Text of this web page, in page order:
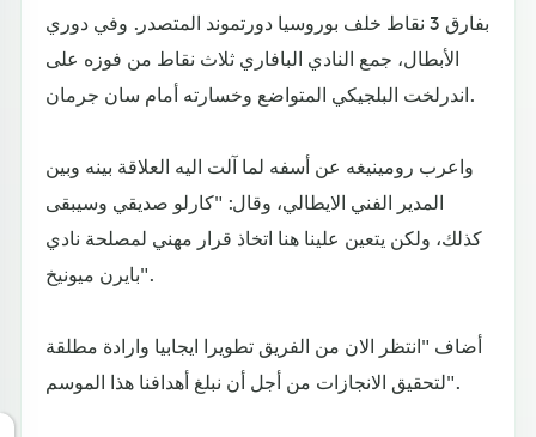
بفارق 3 نقاط خلف بوروسيا دورتموند المتصدر. وفي دوري
الأبطال، جمع النادي البافاري ثلاث نقاط من فوزه على
اندرلخت البلجيكي المتواضع وخسارته أمام سان جرمان.
واعرب رومينيغه عن أسفه لما آلت اليه العلاقة بينه وبين
المدير الفني الايطالي، وقال: "كارلو صديقي وسيبقى
كذلك، ولكن يتعين علينا هنا اتخاذ قرار مهني لمصلحة نادي
بايرن ميونيخ".
أضاف "انتظر الان من الفريق تطويرا ايجابيا وارادة مطلقة
لتحقيق الانجازات من أجل أن نبلغ أهدافنا هذا الموسم".